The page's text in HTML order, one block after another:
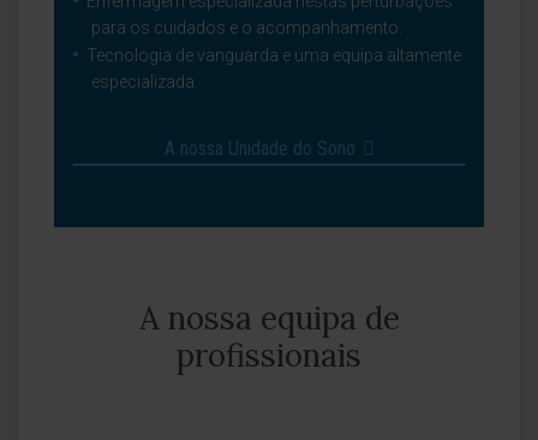
para os cuidados e o acompanhamento.
Tecnologia de vanguarda e uma equipa altamente
especializada.
A nossa Unidade do Sono
A nossa equipa de
profissionais